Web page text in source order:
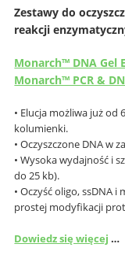
Zestawy do
reakcji
Monarch™ DNA Gel
Monarch™ PCR &
• Elucja możliwa już
kolumienki.
• Oczyszczone DNA w
• Wysoka wydajność i
do 25 kb).
• Oczyść oligo, ssDNA
prostej modyfikacji
Dowiedz się więcej …